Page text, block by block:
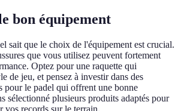
bon équipement
sait que le choix de l'équipement est crucial.
que vous utilisez peuvent fortement
Optez pour une raquette qui
de jeu, et pensez à investir dans des
pour le padel qui offrent une bonne
sélectionné plusieurs produits adaptés pour